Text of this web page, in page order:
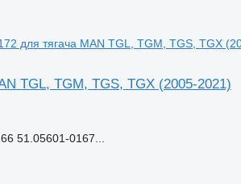
для тягача MAN TGL, TGM, TGS, TGX
TGL, TGM, TGS, TGX (2005-2021)
51.05601-0167...